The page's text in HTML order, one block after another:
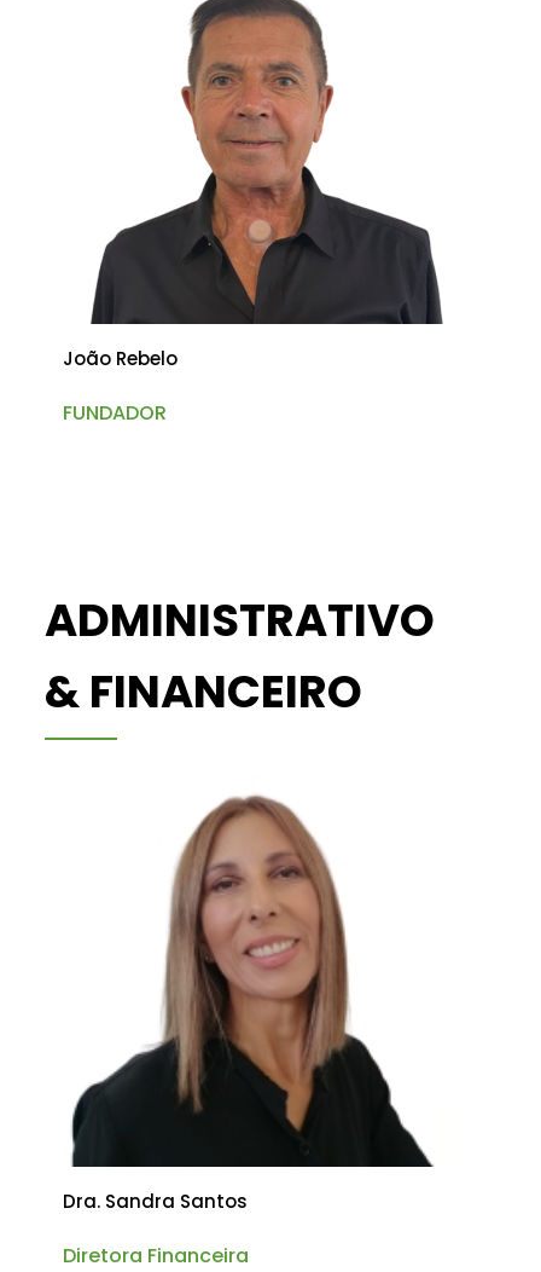
João Rebelo
FUNDADOR
ADMINISTRATIVO
& FINANCEIRO
Dra. Sandra Santos
Diretora Financeira